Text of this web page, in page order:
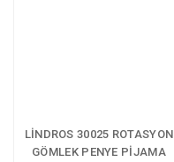
LİNDROS 30025 ROTASYON
GÖMLEK PENYE PİJAMA